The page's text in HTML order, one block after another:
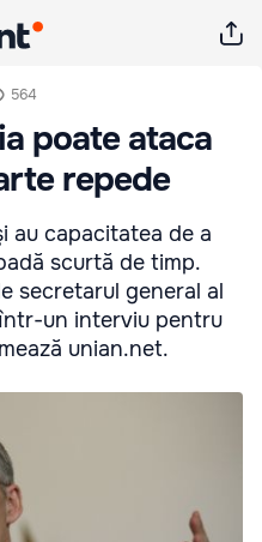
564
poate ataca
repede
au capacitatea de a
scurtă de timp.
secretarul general al
un interviu pentru
unian.net.